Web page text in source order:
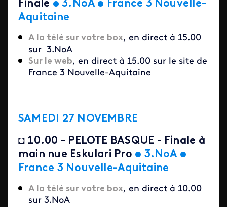
Finale • 3.NoA • France 3 Nouvelle-
Aquitaine
A la télé sur votre box, en direct à 15.00
sur 3.NoA
Sur le web, en direct à 15.00 sur le site de
France 3 Nouvelle-Aquitaine
SAMEDI 27 NOVEMBRE
◘ 10.00 - PELOTE BASQUE - Finale à
main nue Eskulari Pro • 3.NoA •
France 3 Nouvelle-Aquitaine
A la télé sur votre box, en direct à 10.00
sur 3.NoA